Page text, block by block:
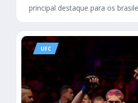
principal destaque para os
UFC